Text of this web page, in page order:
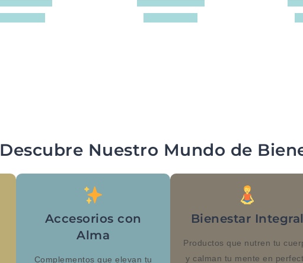
Descubre Nuestro Mundo de
Accesorios con
Alma
Complementos que elevan tu
Bienestar
Productos que nutren tu
y calman tu mente en